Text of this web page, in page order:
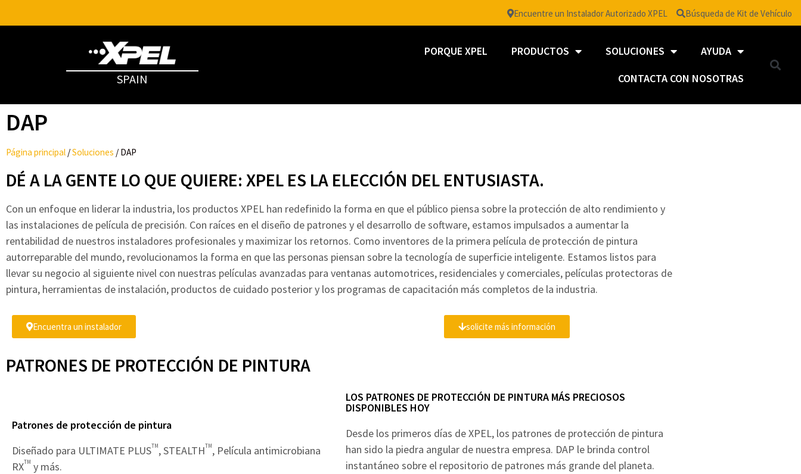
Encuentre un Instalador Autorizado XPEL Búsqueda de Kit de Vehículo
SPAIN
PORQUE XPEL PRODUCTOS SOLUCIONES
AYUDA
CONTACTA CON NOSOTRAS
DAP
Página principal /Soluciones / DAP
DÉ A LA GENTE LO QUE QUIERE: XPEL ES LA ELECCIÓN DEL ENTUSIASTA.
Con un enfoque en liderar la industria, los productos XPEL han redefinido la forma en que el público piensa sobre la protección de alto rendimiento y
las instalaciones de película de precisión. Con raíces en el diseño de patrones y el desarrollo de software, estamos impulsados ​​a aumentar la
rentabilidad de nuestros instaladores profesionales y maximizar los retornos. Como inventores de la primera película de protección de pintura
autorreparable del mundo, revolucionamos la forma en que las personas piensan sobre la tecnología de superficie inteligente. Estamos listos para
llevar su negocio al siguiente nivel con nuestras películas avanzadas para ventanas automotrices, residenciales y comerciales, películas protectoras de
pintura, herramientas de instalación, productos de cuidado posterior y los programas de capacitación más completos de la industria.
Encuentra un instalador solicite más información
PATRONES DE PROTECCIÓN DE PINTURA
Patrones de protección de pintura
Diseñado para ULTIMATE PLUSTM, STEALTHTM, Película antimicrobiana
RXTM y más.
LOS PATRONES DE PROTECCIÓN DE PINTURA MÁS PRECIOSOS
DISPONIBLES HOY
Desde los primeros días de XPEL, los patrones de protección de pintura
han sido la piedra angular de nuestra empresa. DAP le brinda control
instantáneo sobre el repositorio de patrones más grande del planeta.